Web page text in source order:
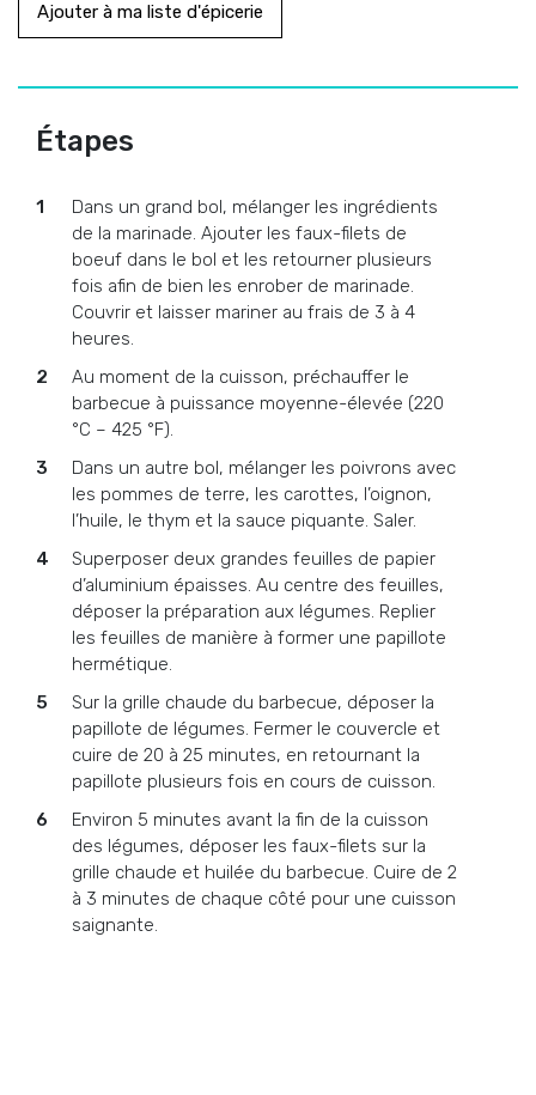
Ajouter à ma liste d'épicerie
Étapes
Dans un grand bol, mélanger les ingrédients
de la marinade. Ajouter les faux-filets de
boeuf dans le bol et les retourner plusieurs
fois afin de bien les enrober de marinade.
Couvrir et laisser mariner au frais de 3 à 4
heures.
Au moment de la cuisson, préchauffer le
barbecue à puissance moyenne-élevée (220
°C – 425 °F).
Dans un autre bol, mélanger les poivrons avec
les pommes de terre, les carottes, l’oignon,
l’huile, le thym et la sauce piquante. Saler.
Superposer deux grandes feuilles de papier
d’aluminium épaisses. Au centre des feuilles,
déposer la préparation aux légumes. Replier
les feuilles de manière à former une papillote
hermétique.
Sur la grille chaude du barbecue, déposer la
papillote de légumes. Fermer le couvercle et
cuire de 20 à 25 minutes, en retournant la
papillote plusieurs fois en cours de cuisson.
Environ 5 minutes avant la fin de la cuisson
des légumes, déposer les faux-filets sur la
grille chaude et huilée du barbecue. Cuire de 2
à 3 minutes de chaque côté pour une cuisson
saignante.